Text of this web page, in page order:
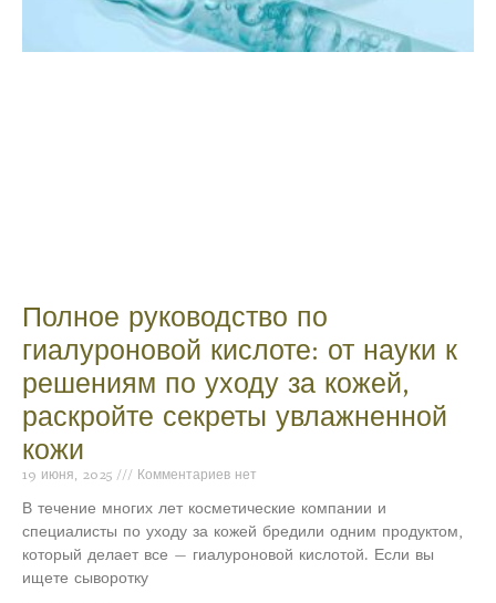
Полное руководство по
гиалуроновой кислоте: от науки к
решениям по уходу за кожей,
раскройте секреты увлажненной
кожи
19 июня, 2025 Комментариев нет
В течение многих лет косметические компании и
специалисты по уходу за кожей бредили одним продуктом,
который делает все — гиалуроновой кислотой. Если вы
ищете сыворотку